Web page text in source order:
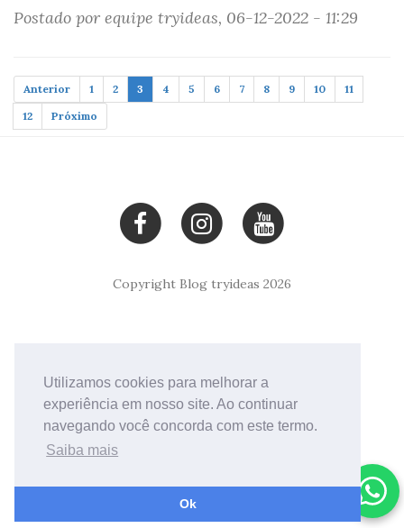
Utilizamos cookies para melhorar a
experiência em nosso site. Ao continuar
navegando você concorda com este termo.
Saiba mais
Ok
Fale conosco
Postado por equipe tryideas, 06-12-2022 - 11:29
Anterior 1 2 3 4 5 6 7 8 9 10
11
12
Próximo
Copyright Blog tryideas 2026